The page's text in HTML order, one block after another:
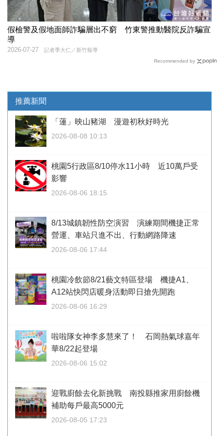
假檢警及假地面師詐騙層出不窮 竹東警推動醫院反詐騙宣
導
記者季大仁／新竹報導
2026-07-27
Recommended by
推薦新聞
「蓮」映山豬湖 漫遊初秋好時光
2026-08-08 10:13
桃園5行政區8/10停水11小時 近10萬戶受
影響
2026-08-06 18:15
8/13城鎮韌性防空演習 演練期間機捷正常
營運、車站只進不出、行動網路降速
2026-08-06 17:44
桃園冷飲節8/21藝文特區登場 機捷A1、
A12站快閃店暖身活動即日搶先開跑
2026-08-06 16:29
啦啦隊女神李多慧來了！ 石岡熱氣球嘉年
華8/22起登場
2026-08-06 15:02
迎戰廚餘去化新挑戰 南投縣推家用廚餘機
補助每戶最高5000元
2026-08-05 17:23